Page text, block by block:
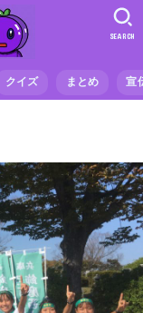
クイズ まとめ 宣
SEARCH